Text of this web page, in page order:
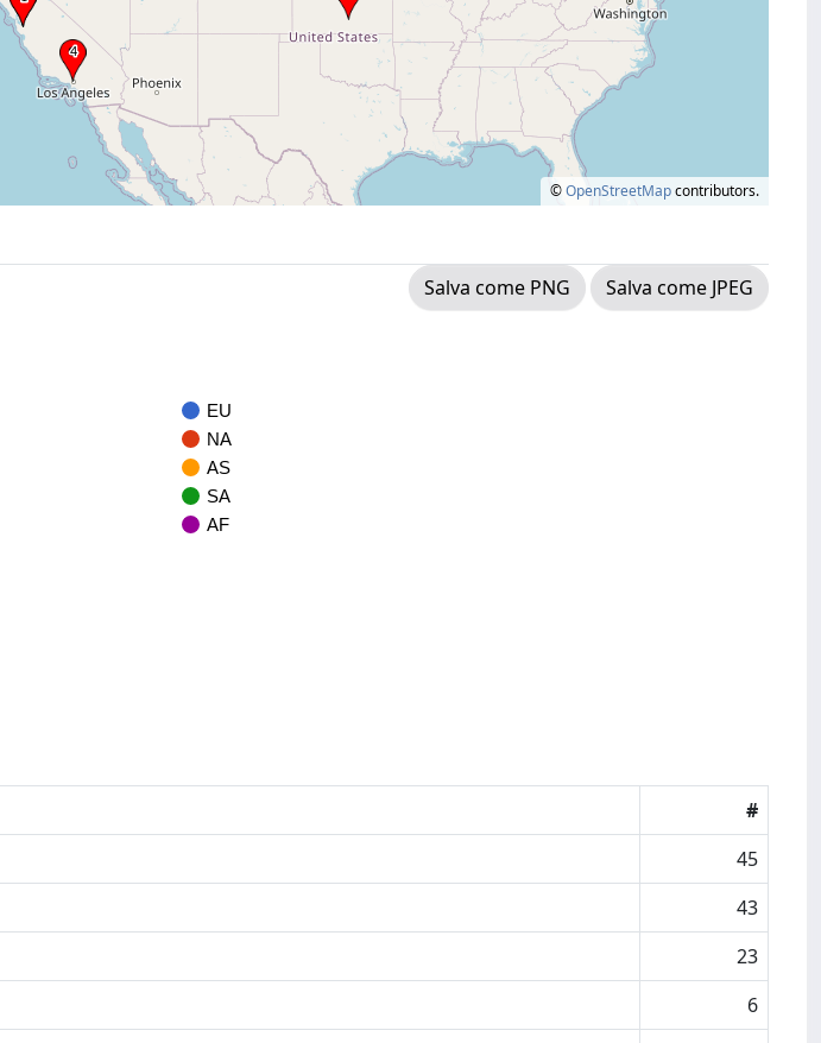
©OpenStreetMapcontributors.
Salva come PNG
Salva come JPEG
EU
NA
AS
SA
AF
#
45
43
23
6